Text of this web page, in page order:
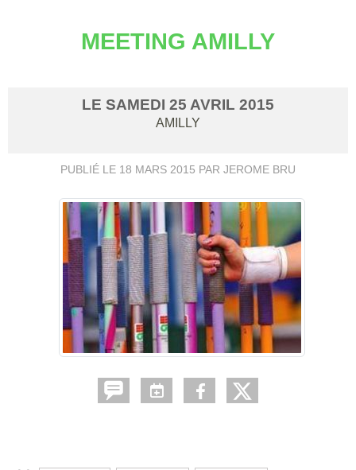
MEETING AMILLY
LE SAMEDI 25 AVRIL 2015
AMILLY
PUBLIÉ LE 18 MARS 2015 PAR JEROME BRU